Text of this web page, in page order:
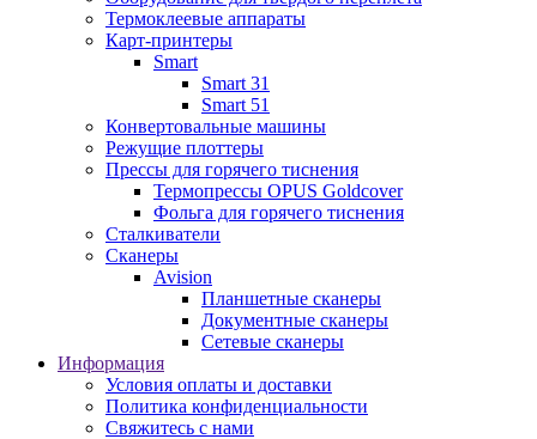
Термоклеевые аппараты
Карт-принтеры
Smart
Smart 31
Smart 51
Конвертовальные машины
Режущие плоттеры
Прессы для горячего тиснения
Термопрессы OPUS Goldcover
Фольга для горячего тиснения
Сталкиватели
Сканеры
Avision
Планшетные сканеры
Документные сканеры
Сетевые сканеры
Информация
Условия оплаты и доставки
Политика конфиденциальности
Свяжитесь с нами